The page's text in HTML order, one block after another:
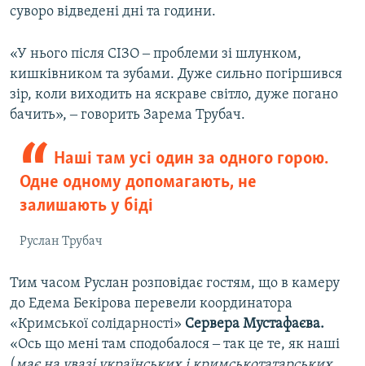
суворо відведені дні та години.
«У нього після СІЗО ‒ проблеми зі шлунком,
кишківником та зубами. Дуже сильно погіршився
зір, коли виходить на яскраве світло, дуже погано
бачить», ‒ говорить Зарема Трубач.​
Наші там усі один за одного горою.
Одне одному допомагають, не
залишають у біді
Руслан Трубач
Тим часом Руслан розповідає гостям, що в камеру
до Едема Бекірова перевели координатора
«Кримської солідарності» Сервера Мустафаєва.
«Ось що мені там сподобалося ‒ так це те, як наші